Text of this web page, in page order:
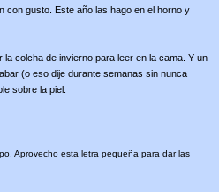
con gusto. Este año las hago en el horno y
colcha de invierno para leer en la cama. Y un
(o eso dije durante semanas sin nunca
sobre la piel.
Aprovecho esta letra pequeña para dar las